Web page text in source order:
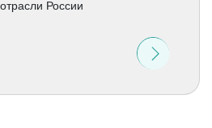
России